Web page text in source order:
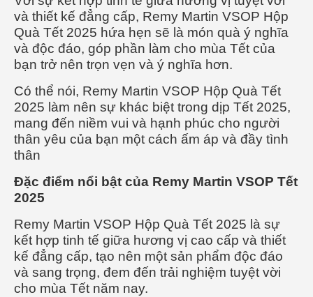
và thiết kế đẳng cấp, Remy Martin VSOP Hộp
Quà Tết 2025 hứa hẹn sẽ là món quà ý nghĩa
và độc đáo, góp phần làm cho mùa Tết của
bạn trở nên trọn vẹn và ý nghĩa hơn.
Có thể nói, Remy Martin VSOP Hộp Quà Tết
2025 làm nên sự khác biệt trong dịp Tết 2025,
mang đến niềm vui và hạnh phúc cho người
thân yêu của bạn một cách ấm áp và đầy tình
thân
Đặc điểm nổi bật của Remy Martin VSOP Tết
2025
Remy Martin VSOP Hộp Quà Tết 2025 là sự
kết hợp tinh tế giữa hương vị cao cấp và thiết
kế đẳng cấp, tạo nên một sản phẩm độc đáo
và sang trọng, đem đến trải nghiệm tuyệt vời
cho mùa Tết năm nay.